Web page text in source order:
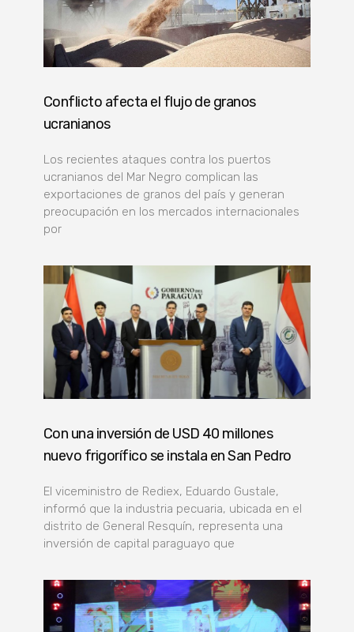
Conflicto afecta el flujo de granos
ucranianos
Los recientes ataques contra los puertos
ucranianos del Mar Negro complican las
exportaciones de granos del país y generan
preocupación en los mercados internacionales
por
Con una inversión de USD 40 millones
nuevo frigorífico se instala en San Pedro
El viceministro de Rediex, Eduardo Gustale,
informó que la industria pecuaria, ubicada en el
distrito de General Resquín, representa una
inversión de capital paraguayo que